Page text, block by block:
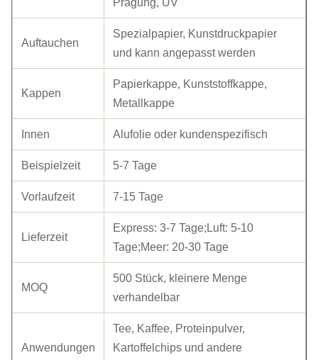
Prägung, UV
Auftauchen
Spezialpapier, Kunstdruckpapier
und kann angepasst werden
Kappen
Papierkappe, Kunststoffkappe,
Metallkappe
Innen Alufolie oder kundenspezifisch
Beispielzeit 5-7 Tage
Vorlaufzeit 7-15 Tage
Lieferzeit
Express: 3-7 Tage;Luft: 5-10
Tage;Meer: 20-30 Tage
MOQ
500 Stück, kleinere Menge
verhandelbar
Anwendungen
Tee, Kaffee, Proteinpulver,
Kartoffelchips und andere